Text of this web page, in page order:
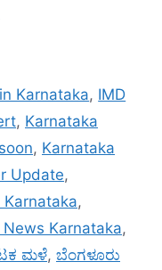
Karnataka, IMD
, Karnataka
, Karnataka
Update,
Karnataka,
Karnataka,
ಮಳೆ, ಬೆಂಗಳೂರು